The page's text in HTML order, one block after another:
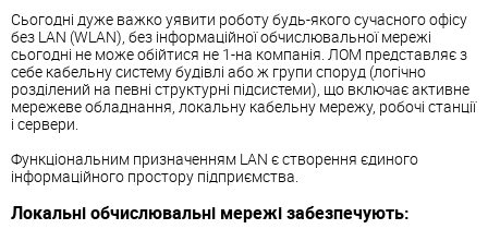
Сьогодні дуже важко уявити роботу будь-якого сучасного офісу
без LAN (WLAN), без інформаційної обчислювальної мережі
сьогодні не може обійтися не 1-на компанія. ЛОМ представляє з
себе кабельну систему будівлі або ж групи споруд (логічно
розділений на певні структурні підсистеми), що включає активне
мережеве обладнання, локальну кабельну мережу, робочі станції
і сервери.
Функціональним призначенням LAN є створення єдиного
інформаційного простору підприємства.
Локальні обчислювальні мережі забезпечують: